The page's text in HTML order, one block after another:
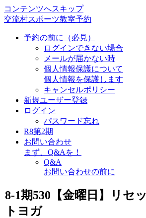
コンテンツへスキップ
交流村スポーツ教室予約
予約の前に（必見）
ログインできない場合
メールが届かない時
個人情報保護について
個人情報を保護します
キャンセルポリシー
新規ユーザー登録
ログイン
パスワード忘れ
R8第2期
お問い合わせ
まず、Q&Aを！
Q&A
お問い合わせの前に
8-1期530【金曜日】リセッ
トヨガ